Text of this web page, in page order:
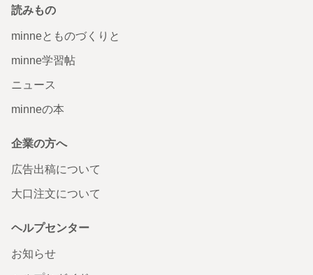
読みもの
minneとものづくりと
minne学習帖
ニュース
minneの本
企業の方へ
広告出稿について
大口注文について
ヘルプセンター
お知らせ